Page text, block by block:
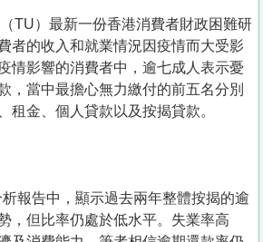
TU）最新一份香港消費者財政困難研
者的收入和就業情況因疫情而大受影
情影響的消費者中，逾七成人表示憂
，當中最擔心無力繳付的前五名分別
租金、個人貸款以及按揭貸款。
報告中，顯示過去兩年整體按揭的逾
，但比率仍處於低水平。失業率高